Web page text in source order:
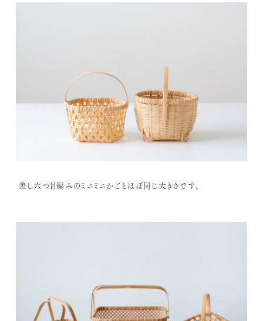
差し六つ目編みのミニミニかごとほぼ同じ大きさです。